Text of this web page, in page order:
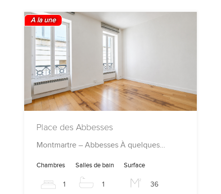
A la une
Place des Abbesses
Montmartre – Abbesses À quelques…
Chambres
1
Salles de bain
1
Surface
36